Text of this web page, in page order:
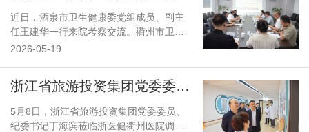
近日，酒泉市卫生健康委党组成员、副主
任王建华一行来院考察交流。衢州市卫生
健康委党委委员、医政处处长王华清参加
作开展专项交流。浙医健衢州医院领导张
加座谈。
2026-05-19
浙江省旅游投资集团党委委员、纪委书记丁海滨调研浙医健衢州医院
5月8日，浙江省旅游投资集团党委委员、
纪委书记丁海滨莅临浙医健衢州医院调